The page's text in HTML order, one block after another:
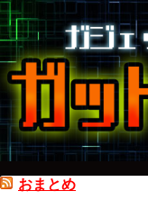
おまとめ